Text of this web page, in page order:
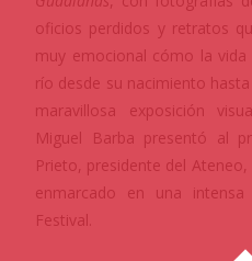
oficios perdidos y retratos
muy emocional cómo la
río desde su nacimiento
maravillosa exposición
Miguel Barba presentó al
Prieto, presidente del
enmarcado en una
Festival.